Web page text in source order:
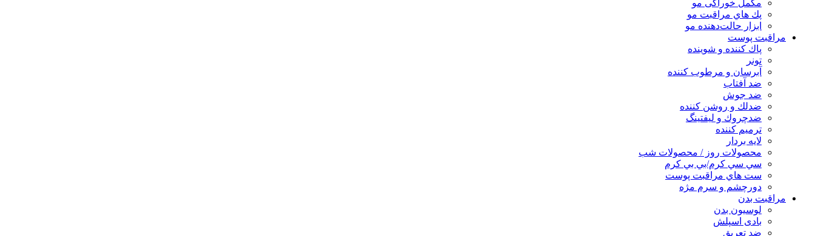
مكمل خوراكی مو
پك هاي مراقبت مو
ابزار حالت‌دهنده مو
مراقبت پوست
پاك كننده و شوينده
تونر
آبرسان و مرطوب كننده
ضد آفتاب
ضد جوش
ضدلك و روشن كننده
ضدچروك و ليفتينگ
ترميم كننده
لايه بردار
محصولات روز / محصولات شب
سي سي كرم/بي بي كرم
ست هاي مراقبت پوست
دورچشم و سرم مژه
مراقبت بدن
لوسیون بدن
بادی اسپلش
ضد تعریق